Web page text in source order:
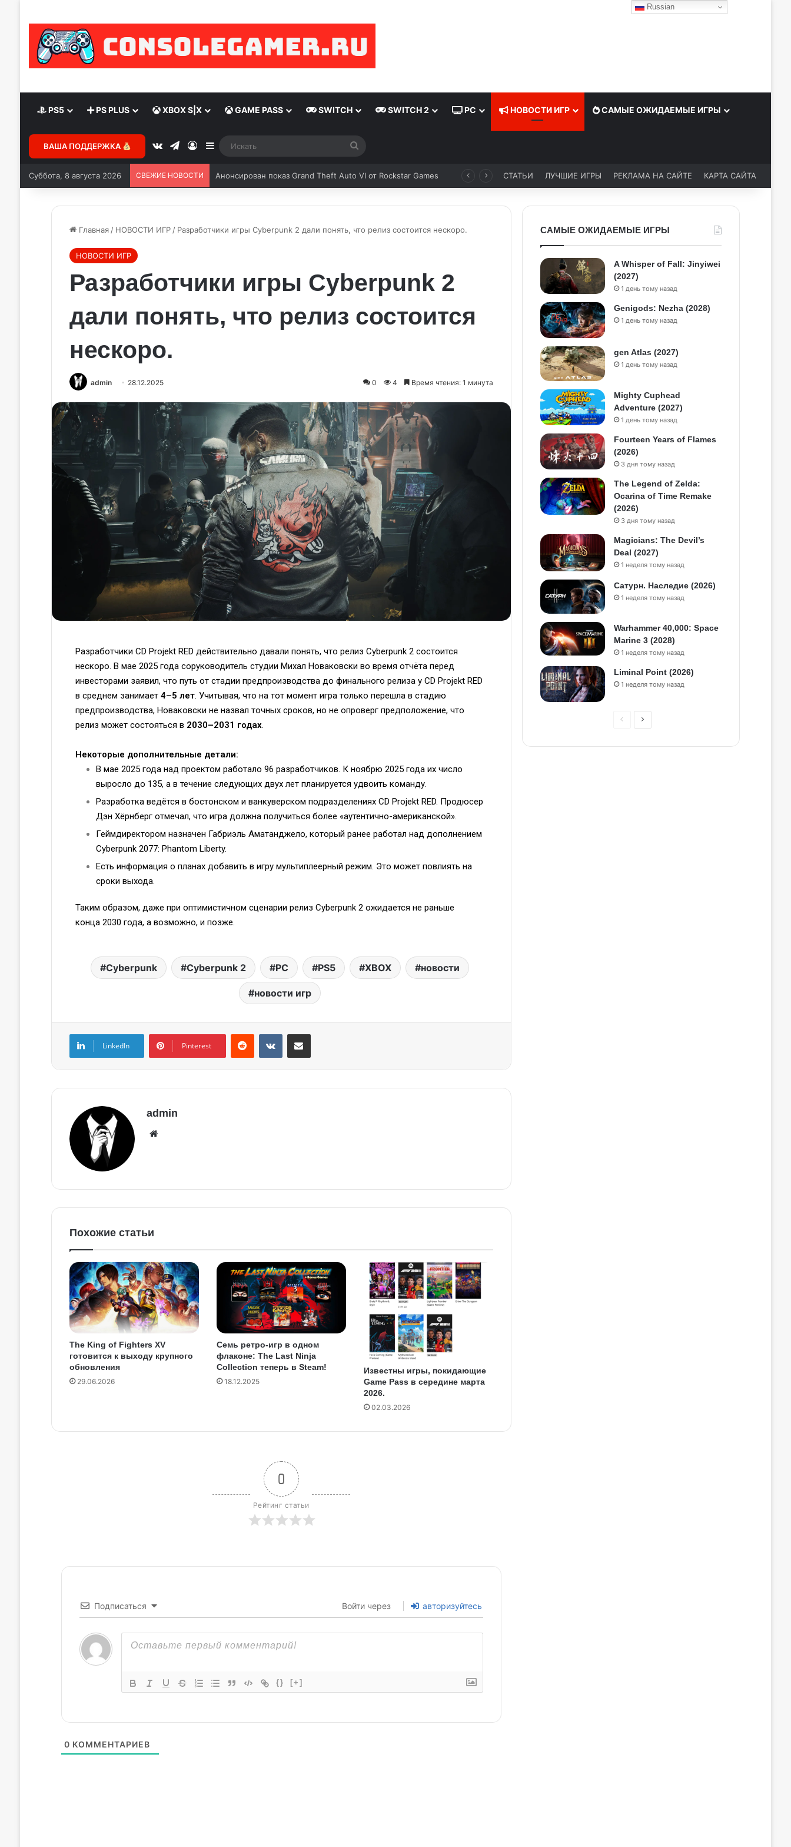
PS5 PS PLUS XBOX S|X GAME PASS SWITCH SWITCH 2 PC НОВОСТИ ИГР САМЫЕ ОЖИДАЕМЫЕ ИГРЫ
ВАША ПОДДЕРЖКА
Суббота, 8 августа 2026 СВЕЖИЕ НОВОСТИ Анонсирован показ Grand Theft Auto VI от Rockstar Games СТАТЬИ ЛУЧШИЕ ИГРЫ РЕКЛАМА НА САЙТЕ КАРТА САЙТА
Главная / НОВОСТИ ИГР / Разработчики игры Cyberpunk 2 дали понять, что релиз состоится нескоро.
НОВОСТИ ИГР
Разработчики игры Cyberpunk 2
дали понять, что релиз состоится
нескоро.
admin 28.12.2025 0 4 Время чтения: 1 минута
Разработчики CD Projekt RED действительно давали понять, что релиз Cyberpunk 2 состоится
нескоро. В мае 2025 года соруководитель студии Михал Новаковски во время отчёта перед
инвесторами заявил, что путь от стадии предпроизводства до финального релиза у CD Projekt RED
в среднем занимает 4–5 лет. Учитывая, что на тот момент игра только перешла в стадию
предпроизводства, Новаковски не назвал точных сроков, но не опроверг предположение, что
релиз может состояться в 2030–2031 годах.
Некоторые дополнительные детали:
В мае 2025 года над проектом работало 96 разработчиков. К ноябрю 2025 года их число
выросло до 135, а в течение следующих двух лет планируется удвоить команду.
Разработка ведётся в бостонском и ванкуверском подразделениях CD Projekt RED. Продюсер
Дэн Хёрнберг отмечал, что игра должна получиться более «аутентично-американской».
Геймдиректором назначен Габриэль Аматанджело, который ранее работал над дополнением
Cyberpunk 2077: Phantom Liberty.
Есть информация о планах добавить в игру мультиплеерный режим. Это может повлиять на
сроки выхода.
Таким образом, даже при оптимистичном сценарии релиз Cyberpunk 2 ожидается не раньше
конца 2030 года, а возможно, и позже.
Cyberpunk Cyberpunk 2 PC PS5 XBOX новости
новости игр
LinkedIn Pinterest
admin
Похожие статьи
The King of Fighters XV
готовится к выходу крупного
обновления
29.06.2026
Семь ретро-игр в одном
флаконе: The Last Ninja
Collection теперь в Steam!
18.12.2025
Известны игры, покидающие
Game Pass в середине марта
2026.
02.03.2026
0
Рейтинг статьи
Подписаться Войти через авторизуйтесь
{} [+]
0 КОММЕНТАРИЕВ
САМЫЕ ОЖИДАЕМЫЕ ИГРЫ
A Whisper of Fall: Jinyiwei
(2027)
1 день тому назад
Genigods: Nezha (2028)
1 день тому назад
gen Atlas (2027)
1 день тому назад
Mighty Cuphead
Adventure (2027)
1 день тому назад
Fourteen Years of Flames
(2026)
3 дня тому назад
The Legend of Zelda:
Ocarina of Time Remake
(2026)
3 дня тому назад
Magicians: The Devil’s
Deal (2027)
1 неделя тому назад
Сатурн. Наследие (2026)
1 неделя тому назад
Warhammer 40,000: Space
Marine 3 (2028)
1 неделя тому назад
Liminal Point (2026)
1 неделя тому назад
Russian